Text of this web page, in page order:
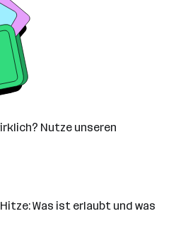
Nutze unseren
Was ist erlaubt und was